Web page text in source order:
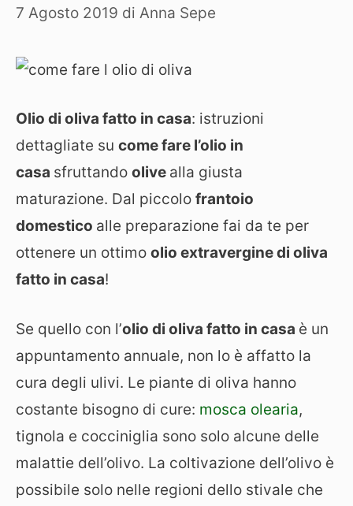
7 Agosto 2019 di Anna Sepe
Olio di oliva fatto in casa: istruzioni
dettagliate su come fare l’olio in
casa sfruttando olive alla giusta
maturazione. Dal piccolo frantoio
domestico alle preparazione fai da te per
ottenere un ottimo olio extravergine di oliva
fatto in casa!
Se quello con l’olio di oliva fatto in casa è un
appuntamento annuale, non lo è affatto la
cura degli ulivi. Le piante di oliva hanno
costante bisogno di cure: mosca olearia,
tignola e cocciniglia sono solo alcune delle
malattie dell’olivo. La coltivazione dell’olivo è
possibile solo nelle regioni dello stivale che